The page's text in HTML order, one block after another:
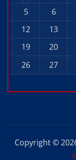
5
6
12
13
19
20
26
27
Copyright ©